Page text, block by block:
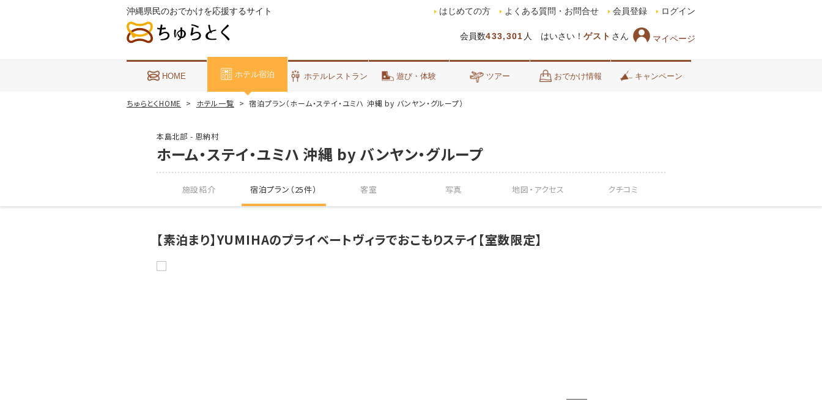
沖縄県民のおでかけを応援するサイト
会員数433,301 人 はいさい！ ゲスト さん マイページ
はじめての方 よくある質問・お問合せ 会員登録 ログイン
HOME ホテル宿泊 ホテルレストラン 遊び・体験 ツアー おでかけ情報 キャンペーン
ちゅらとくHOME ホテル一覧 宿泊プラン（ホーム・ステイ・ユミハ 沖縄 by バンヤン・グループ）
本島北部 - 恩納村
ホーム・ステイ・ユミハ 沖縄 by バンヤン・グループ
施設紹介 宿泊プラン（25件） 客室 写真 地図・ アクセス クチコミ
【素泊まり】YUMIHAのプライベートヴィラでおこもりステイ【室数限定】